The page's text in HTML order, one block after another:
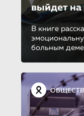
выйдет на
В книге
больным